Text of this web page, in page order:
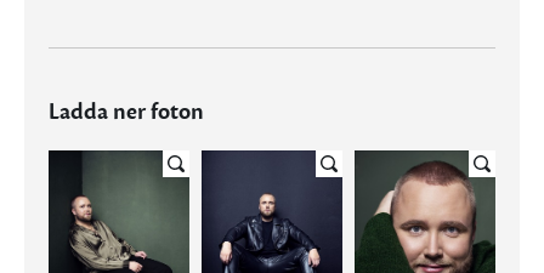
Ladda ner foton